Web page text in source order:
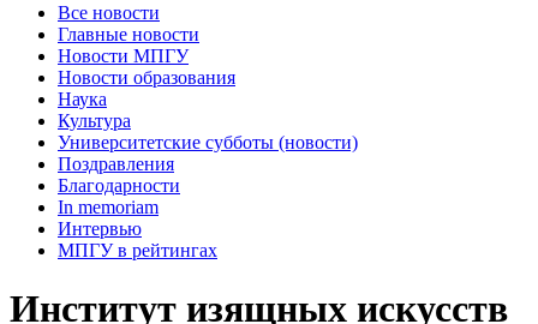
Все новости
Главные новости
Новости МПГУ
Новости образования
Наука
Культура
Университетские субботы (новости)
Поздравления
Благодарности
In memoriam
Интервью
МПГУ в рейтингах
Институт изящных искусств